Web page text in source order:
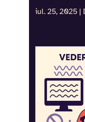
iul. 25, 2025 |